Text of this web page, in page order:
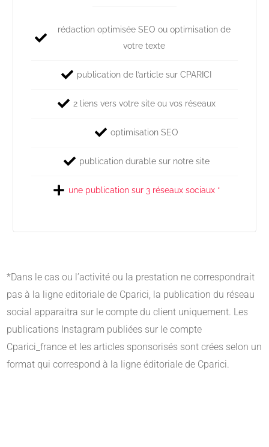
rédaction optimisée SEO ou optimisation de
votre texte
publication de l’article sur CPARICI
2 liens vers votre site ou vos réseaux
optimisation SEO
publication durable sur notre site
une publication sur 3 réseaux sociaux *
*Dans le cas ou l’activité ou la prestation ne correspondrait
pas à la ligne editoriale de Cparici, la publication du réseau
social apparaitra sur le compte du client uniquement. Les
publications Instagram publiées sur le compte
Cparici_france et les articles sponsorisés sont crées selon un
format qui correspond à la ligne éditoriale de Cparici.